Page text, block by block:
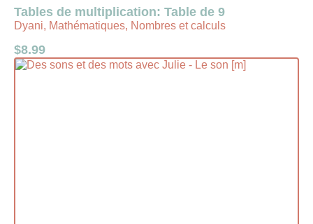
Tables de multiplication: Table de 9
Dyani, Mathématiques, Nombres et calculs
$8.99